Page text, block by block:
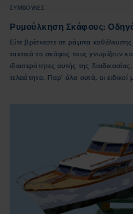
ΣΥΜΒΟΥΛΕΣ
Ρυμούλκηση Σκάφους:
Είτε βρίσκεστε σε ράμπα
τακτικά το σκάφος τους γνωρίζουν
ιδιαιτερότητες αυτής της
τελειότητα. Παρ’ όλα αυτά, οι